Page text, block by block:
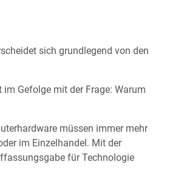
sich grundlegend von den
Gefolge mit der Frage: Warum
müssen immer mehr
im Einzelhandel. Mit der
für Technologie